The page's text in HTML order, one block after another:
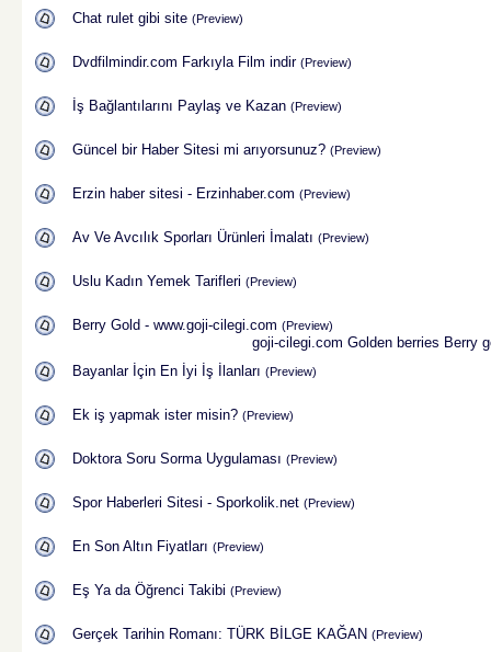
Chat rulet gibi site (Preview)
Dvdfilmindir.com Farkıyla Film indir (Preview)
İş Bağlantılarını Paylaş ve Kazan (Preview)
Güncel bir Haber Sitesi mi arıyorsunuz? (Preview)
Erzin haber sitesi - Erzinhaber.com (Preview)
Av Ve Avcılık Sporları Ürünleri İmalatı (Preview)
Uslu Kadın Yemek Tarifleri (Preview)
Berry Gold - www.goji-cilegi.com
goji-cilegi.com Golden berries Berry
(Preview)
Bayanlar İçin En İyi İş İlanları (Preview)
Ek iş yapmak ister misin? (Preview)
Doktora Soru Sorma Uygulaması (Preview)
Spor Haberleri Sitesi - Sporkolik.net (Preview)
En Son Altın Fiyatları (Preview)
Eş Ya da Öğrenci Takibi (Preview)
Gerçek Tarihin Romanı: TÜRK BİLGE KAĞAN (Preview)